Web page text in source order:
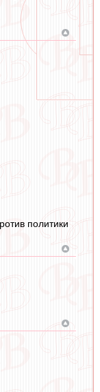
политики